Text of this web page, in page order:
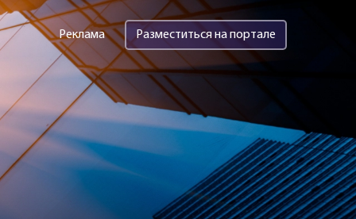
Реклама Разместиться на портале